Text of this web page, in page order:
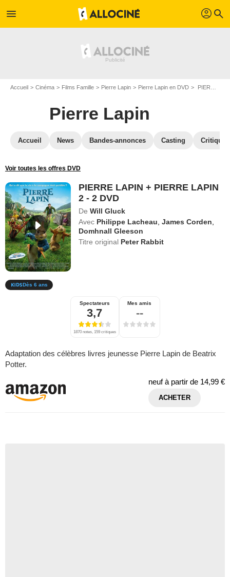
menu profil search
Accueil Cinéma Films Famille Pierre Lapin Pierre Lapin en DVD PIERRE LAPIN + PIERRE LAPIN 2 - 2 DVD
Pierre Lapin
Accueil News Bandes-annonces Casting
Voir toutes les offres DVD
PIERRE LAPIN + PIERRE LAPIN
2 - 2 DVD
De Will Gluck
Avec Philippe Lacheau ,James Corden
Domhnall Gleeson
Titre original Peter Rabbit
Dès 6 ans
Spectateurs
3,7
1870 notes, 159 critiques
Mes amis
--
Adaptation des célèbres livres jeunesse Pierre Lapin de Beatrix
Potter.
neuf à partir de 14,99 €
ACHETER